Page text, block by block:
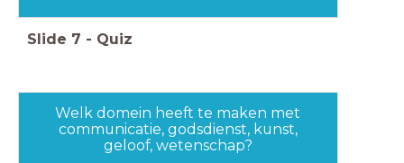
Slide 7 - Quiz
Welk domein heeft te maken met
communicatie, godsdienst, kunst,
geloof, wetenschap?